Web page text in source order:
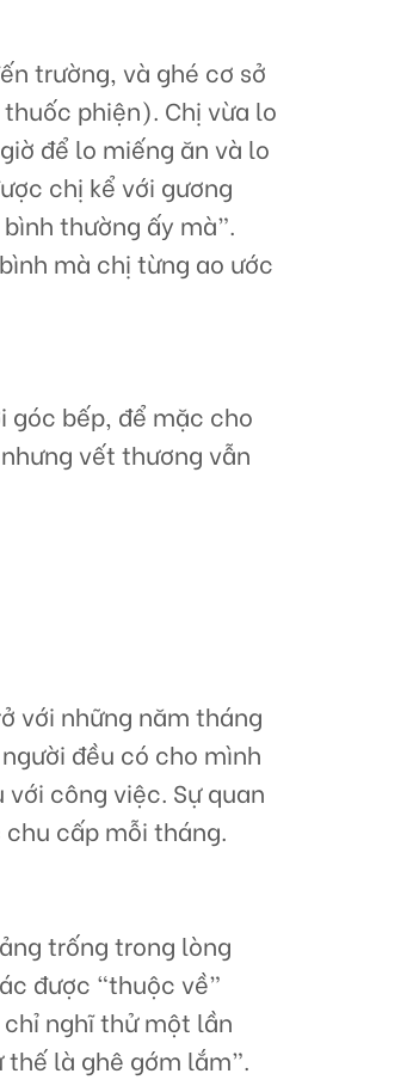
trường, và ghé cơ sở
phiện). Chị vừa lo
để lo miếng ăn và lo
chị kể với gương
thường ấy mà”.
mà chị từng ao ước
góc bếp, để mặc cho
vết thương vẫn
với những năm tháng
đều có cho mình
công việc. Sự quan
cấp mỗi tháng.
trống trong lòng
được “thuộc về”
nghĩ thử một lần
là ghê gớm lắm”.